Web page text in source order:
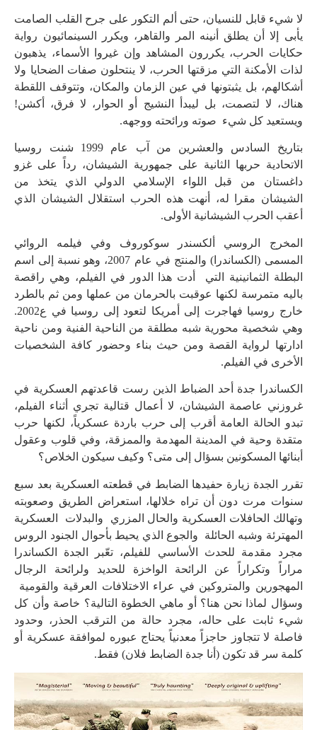
لا شيء قابل للنسيان، حتى ألم التكور على جرح القلب الصامت
يأبى إلا أن يطلق أنينه المر والقاهر، ويكرر السينمائيون رواية
حكايات الحرب، يكررون المشاهد وإن غيروا الأسماء، يذهبون
لذات الأمكنة التي مزقتها الحرب، لا ينتحلون صفات الضحايا ولا
أشكالهم، بل يثبتونها في عين الزمان والمكان، وتتوقف اللقطة
هناك، لا لتصمت، بل ليبدأ النشيج أو الحوار، لا فرق، أكشن!
ويستعيد كل شيء صوته ورائحته ووجهه.
بتاريخ السادس والعشرين من آب عام 1999 شنت روسيا
الاتحادية حربها الثانية على جمهورية الشيشان، رداً على غزو
داغستان من قبل اللواء الإسلامي الدولي الذي يتخذ من
الشيشان مقرا له، أنهت هذه الحرب استقلال الشيشان الذي
أعقب الحرب الشيشانية الأولى.
المخرج الروسي ألكسندر سوكوروف وفي فيلمه الروائي
المسمى (الكساندرا) والمنتج في عام 2007، وهو نسبة إلى اسم
البطلة الثمانينية التي أدت هذا الدور في الفيلم، وهي راقصة
باليه متمرسة لكنها عوقبت بالحرمان من عملها ومن ثم بالطرد
خارج روسيا فهاجرت إلى أمريكا لتعود إلى روسيا في ع2002.
وهي شخصية محورية شبه مطلقة من الناحية الفنية ومن ناحية
ادارتها لرواية القصة ومن حيث بناء وحضور كافة الشخصيات
الأخرى في الفيلم.
الكساندرا جدة أحد الضباط الذين رست قاعدتهم العسكرية في
غروزني عاصمة الشيشان، لا أعمال قتالية تجري أثناء الفيلم،
تبدو الحالة العامة أقرب إلى حرب باردة عسكرياً، لكنها حرب
متقدة وحية في المدينة المهدمة والممزقة، وفي قلوب وعقول
أبنائها المسكونين بسؤال إلى متى؟ وكيف سيكون الخلاص؟
تقرر الجدة زيارة حفيدها الضابط في قطعته العسكرية بعد سبع
سنوات مرت دون أن تراه خلالها، استعراض الطريق وصعوبته
وتهالك الحافلات العسكرية والحال المزري والبدلات العسكرية
المهترئة وشبه الحائلة والجوع الذي يحيط بأحوال الجنود الروس
مجرد مقدمة للحدث الأساسي للفيلم، تعّبر الجدة الكساندرا
مراراً وتكراراً عن الرائحة الواخزة للحديد ولرائحة الرجال
المهجورين والمتروكين في عراء الاختلافات العرقية والقومية
وسؤال لماذا نحن هنا؟ أو ماهي الخطوة التالية؟ خاصة وأن كل
شيء ثابت على حاله، مجرد حالة من الترقب الحذر، وحدود
فاصلة لا تتجاوز حاجزاً معدنياً يحتاج عبوره لموافقة عسكرية أو
كلمة سر قد تكون (أنا جدة الضابط فلان) فقط.